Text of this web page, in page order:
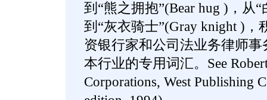
到“熊之拥抱”(Bear hug )，从
到“灰衣骑士”(Gray knight )
资银行家和公司法业务律师
本行业的专用词汇。See
Corporations, West Publishing